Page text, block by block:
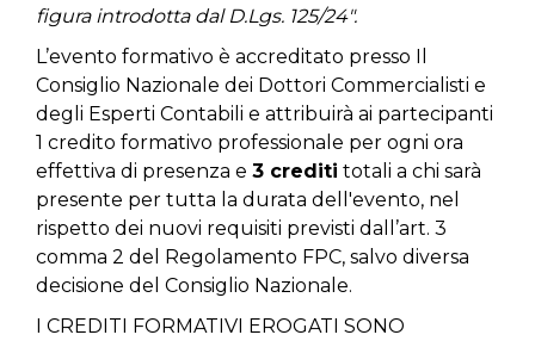
figura introdotta dal D.Lgs. 125/24".
L’evento formativo è accreditato presso Il
Consiglio Nazionale dei Dottori Commercialisti e
degli Esperti Contabili e attribuirà ai partecipanti
1 credito formativo professionale per ogni ora
effettiva di presenza e 3 crediti totali a chi sarà
presente per tutta la durata dell'evento, nel
rispetto dei nuovi requisiti previsti dall’art. 3
comma 2 del Regolamento FPC, salvo diversa
decisione del Consiglio Nazionale.
I CREDITI FORMATIVI EROGATI SONO